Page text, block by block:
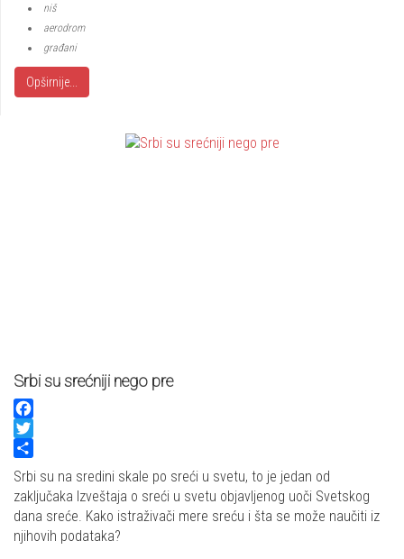
niš
aerodrom
građani
Opširnije...
Srbi su srećniji nego pre
Facebook
Twitter
Share
Srbi su na sredini skale po sreći u svetu, to je jedan od
zaključaka Izveštaja o sreći u svetu objavljenog uoči Svetskog
dana sreće. Kako istraživači mere sreću i šta se može naučiti iz
njihovih podataka?